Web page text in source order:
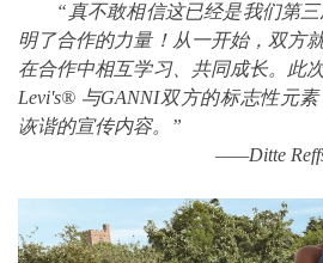
“真不敢相信这已经是我们第三
明了合作的力量！从一开始，双方
在合作中相互学习、共同成长。此
Levi's® 与GANNI双方的标志性元
诙谐的宣传内容。”
——Ditte